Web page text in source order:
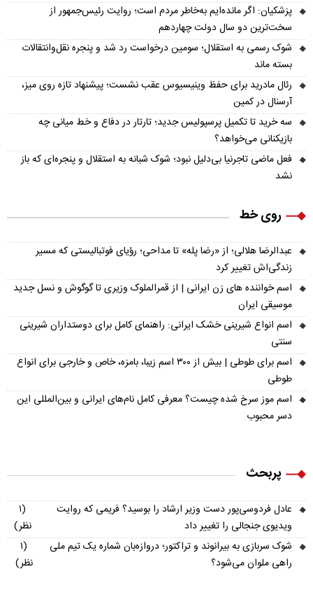
پزشکیان: اگر مانده‌ایم به‌خاطر مردم است؛ روایت رئیس‌جمهور از
سخت‌ترین دو سال دولت چهاردهم
شوک رسمی به استقلال؛ سومین درخواست رد شد و پنجره نقل‌وانتقالات
بسته ماند
رئال مادرید برای حفظ وینیسیوس عقب نشست؛ پیشنهاد تازه روی میز،
آرسنال در کمین
سه خرید تا تکمیل پرسپولیس جدید؛ تارتار در دفاع و خط میانی چه
بازیکنانی می‌خواهد؟
فعل ماضی تاجرنیا بی‌دلیل نبود؛ شوک شبانه به استقلال و پنجره‌ای که باز
نشد
روی خط
عبدالرضا هلالی؛ از «رضا پله» تا مداحی؛ رؤیای فوتبالیستی که مسیر
زندگی‌اش تغییر کرد
اسم خواننده های زن ایرانی | از قمرالملوک وزیری تا گوگوش و نسل جدید
موسیقی ایران
اسم انواع شیرینی خشک ایرانی: راهنمای کامل برای دوستداران شیرینی
سنتی
اسم برای طوطی | بیش از ۳۰۰ اسم زیبا، بامزه، خاص و خارجی برای انواع
طوطی
اسم موز سرخ شده چیست؟ معرفی کامل نام‌های ایرانی و بین‌المللی این
دسر محبوب
پربحث
عادل فردوسی‌پور دست وزیر ارشاد را بوسید؟ فریمی که روایت
ویدیوی جنجالی را تغییر داد
(۱
نظر)
شوک سربازی به بیرانوند و تراکتور؛ دروازه‌بان شماره یک تیم ملی
راهی ملوان می‌شود؟
(۱
نظر)